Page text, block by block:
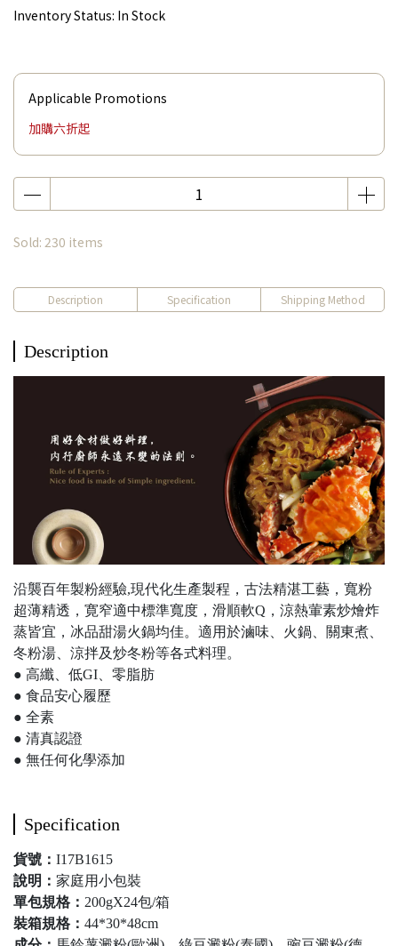
Inventory Status: In Stock
Applicable Promotions
加購六折起
Sold: 230 items
Description Specification Shipping Method
Description
沿襲百年製粉經驗,現代化生產製程，古法精湛工藝，寬粉
超薄精透，寛窄適中標準寬度，滑順軟Q，涼熱葷素炒燴炸
蒸皆宜，冰品甜湯火鍋均佳。適用於滷味、火鍋、關東煮、
冬粉湯、涼拌及炒冬粉等各式料理。
● 高纖、低GI、零脂肪
● 食品安心履歷
● 全素
● 清真認證
● 無任何化學添加
Specification
貨號： I17B1615
說明： 家庭用小包裝
單包規格： 200gX24包/箱
裝箱規格： 44*30*48cm